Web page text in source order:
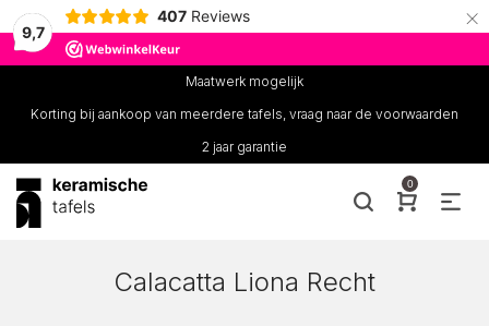
9,7
407 Reviews ×
Maatwerk mogelijk
Korting bij aankoop van meerdere tafels, vraag naar de voorwaarden
2 jaar garantie
0
Calacatta Liona Recht